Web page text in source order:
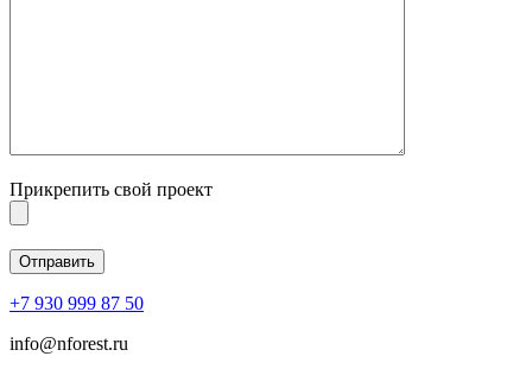
Прикрепить свой проект
+7 930 999 87 50
info@nforest.ru